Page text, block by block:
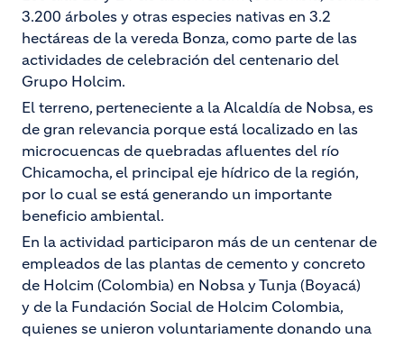
3.200 árboles y otras especies nativas en 3.2
hectáreas de la vereda Bonza, como parte de las
actividades de celebración del centenario del
Grupo Holcim.
El terreno, perteneciente a la Alcaldía de Nobsa, es
de gran relevancia porque está localizado en las
microcuencas de quebradas afluentes del río
Chicamocha, el principal eje hídrico de la región,
por lo cual se está generando un importante
beneficio ambiental.
En la actividad participaron más de un centenar de
empleados de las plantas de cemento y concreto
de Holcim (Colombia) en Nobsa y Tunja (Boyacá)
y de la Fundación Social de Holcim Colombia,
quienes se unieron voluntariamente donando una